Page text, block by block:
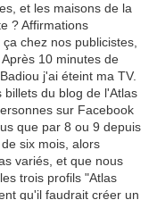
et les maisons de la
? Affirmations
chez nos publicistes,
10 minutes de
j'ai éteint ma TV.
du blog de l'Atlas
sur Facebook
que par 8 ou 9 depuis
six mois, alors
variés, et que nous
trois profils "Atlas
qu'il faudrait créer un